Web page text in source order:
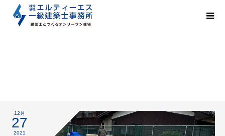
土台敷き
12月
27
2021